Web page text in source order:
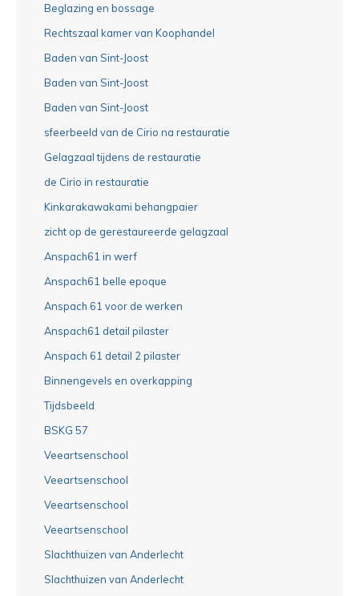
Beglazing en bossage
Rechtszaal kamer van Koophandel
Baden van Sint-Joost
Baden van Sint-Joost
Baden van Sint-Joost
sfeerbeeld van de Cirio na restauratie
Gelagzaal tijdens de restauratie
de Cirio in restauratie
Kinkarakawakami behangpaier
zicht op de gerestaureerde gelagzaal
Anspach61 in werf
Anspach61 belle epoque
Anspach 61 voor de werken
Anspach61 detail pilaster
Anspach 61 detail 2 pilaster
Binnengevels en overkapping
Tijdsbeeld
BSKG 57
Veeartsenschool
Veeartsenschool
Veeartsenschool
Veeartsenschool
Slachthuizen van Anderlecht
Slachthuizen van Anderlecht